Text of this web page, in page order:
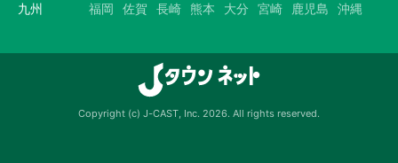
九州
福岡 佐賀 長崎 熊本 大分 宮崎 鹿児島 沖縄
Copyright (c) J-CAST, Inc. 2026. All rights reserved.